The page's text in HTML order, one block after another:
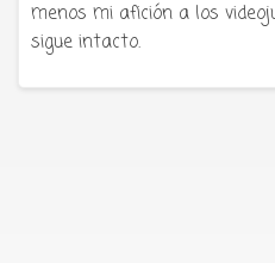
menos mi afición a los
sigue intacto.